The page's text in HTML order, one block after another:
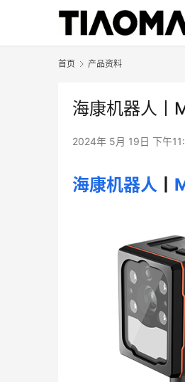
首页 产品资料
海康机器人丨
2024年 5月 19日 下午
海康机器人